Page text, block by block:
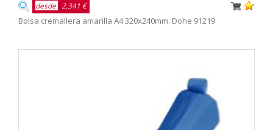
desde 2,341 €
Bolsa cremallera amarilla A4 320x240mm. Dohe 91219